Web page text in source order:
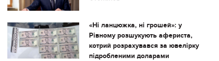
«Ні ланцюжка, ні грошей»: у
Рівному розшукують афериста,
котрий розрахувався за ювелірку
підробленими доларами